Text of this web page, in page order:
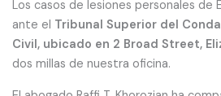
Los casos de lesiones personales de
ante el Tribunal Superior del
Civil, ubicado en 2 Broad Street,
dos millas de nuestra oficina.